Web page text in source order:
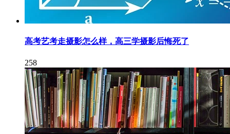
高考艺考走摄影怎么样，高三学摄影后悔死了
258